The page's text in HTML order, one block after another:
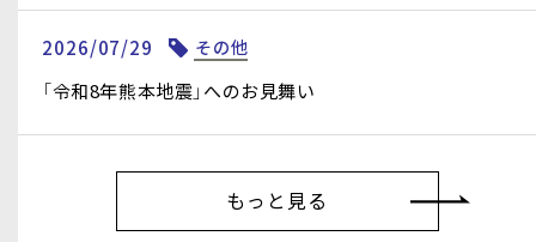
2026/07/29 その他
「令和8年熊本地震」へのお見舞い
もっと見る